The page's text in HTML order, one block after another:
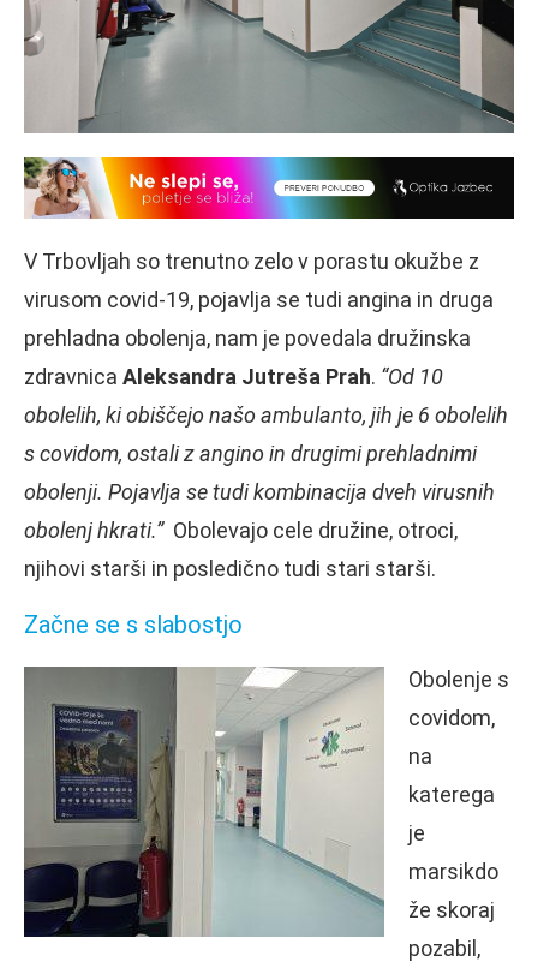
V Trbovljah so trenutno zelo v porastu okužbe z
virusom covid-19, pojavlja se tudi angina in druga
prehladna obolenja, nam je povedala družinska
zdravnica Aleksandra Jutreša Prah. “Od 10
obolelih, ki obiščejo našo ambulanto, jih je 6 obolelih
s covidom, ostali z angino in drugimi prehladnimi
obolenji. Pojavlja se tudi kombinacija dveh virusnih
obolenj hkrati.”Obolevajo cele družine, otroci,
njihovi starši in posledično tudi stari starši.
Začne se s slabostjo
Obolenje s
covidom,
na
katerega
je
marsikdo
že skoraj
pozabil,